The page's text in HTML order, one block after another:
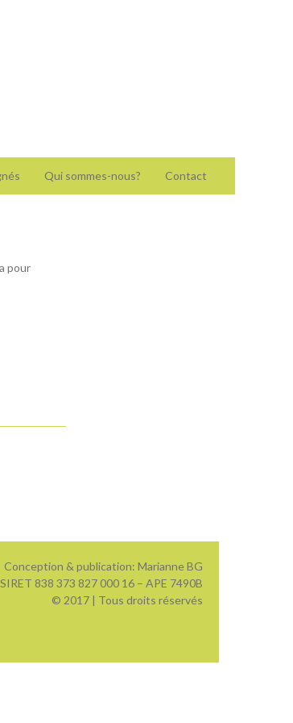
Qui sommes-nous? Contact
pour
Conception & publication: Marianne BG
SIRET 838 373 827 000 16 – APE 7490B
© 2017 | Tous droits réservés